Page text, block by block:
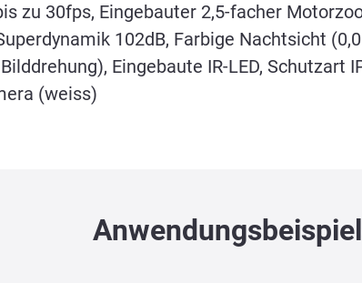
zu 30fps, Eingebauter 2,5-facher
102dB, Farbige Nachtsicht
Eingebaute IR-LED, Schutzart
(weiss)